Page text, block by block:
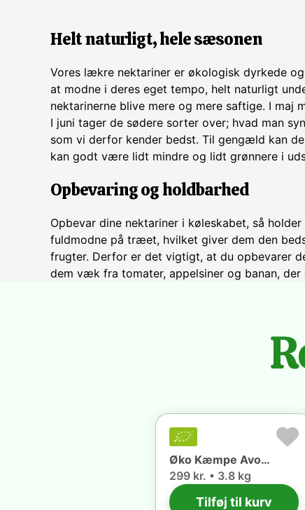
Helt naturligt, hele sæsonen
Vores lækre nektariner er økologisk dyrkede
at modne i deres eget tempo, helt naturligt
nektarinerne blive mere og mere saftige. I maj
I juni tager de sødere sorter over; hvad man
som vi derfor kender bedst. Til gengæld kan
kan godt være lidt mindre og lidt grønnere i
Opbevaring og holdbarhed
Opbevar dine nektariner i køleskabet, så
fuldmodne på træet, hvilket giver dem den
frugter. Derfor er det vigtigt, at du opbevarer
dem væk fra tomater, appelsiner og banan,
Øko Kæmpe Avocado (3.8 kg) 🇵🇪
299 kr. • 3.8 kg
Tilføj til kurv